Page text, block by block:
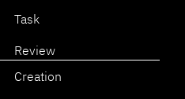
Task
Review
Creation